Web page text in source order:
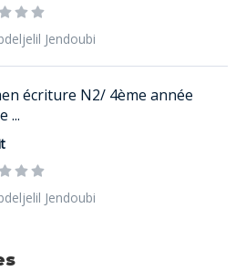
Jendoubi
écriture N2/ 4ème année
...
Jendoubi